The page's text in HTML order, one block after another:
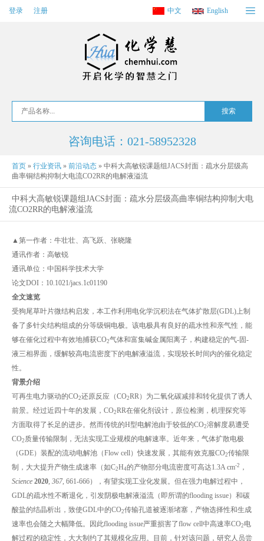
登录 注册 中文 English
咨询电话：021-58952328
首页 » 行业资讯 » 前沿动态 » 中科大高敏锐课题组JACS封面：疏水分层级高
曲率铜结构抑制大电流CO2RR的电解液溢流
中科大高敏锐课题组JACS封面：疏水分层级高曲率铜结构抑制大电
流CO2RR的电解液溢流
▲第一作者：牛壮壮、高飞跃、张晓隆
通讯作者：高敏锐
通讯单位：中国科学技术大学
论文DOI：10.1021/jacs.1c01190
全文速览
受狗尾草叶片微结构启发，本工作利用电化学沉积法在气体扩散层(GDL)上制
备了多针尖结构组成的分等级铜电极。该电极具有良好的疏水性和亲气性，能
够在催化过程中有效地捕获CO2气体和富集碱金属阳离子，构建稳定的气-固-
液三相界面，缓解较高电流密度下的电解液溢流，实现较长时间内的催化稳定
性。
背景介绍
可再生电力驱动的CO2还原反应（CO2RR）为二氧化碳减排和转化提供了诱人
前景。经过近四十年的发展，CO2RR在催化剂设计，原位检测，机理探究等
方面取得了长足的进步。然而传统的H型电解池由于较低的CO2溶解度易遭受
CO2 质量传输限制，无法实现工业规模的电解速率。近年来，气体扩散电极
（GDE）装配的流动电解池（Flow cell）快速发展，其能有效克服CO2传输限
制，大大提升产物生成速率（如C2H4的产物部分电流密度可高达1.3A cm-2 ，
Science 2020, 367, 661-666），有望实现工业化发展。但在强力电解过程中，
GDL的疏水性不断退化，引发阴极电解液溢流（即所谓的flooding issue）和碳
酸盐的结晶析出，致使GDL中的CO2传输孔道被逐渐堵塞，产物选择性和生成
速率也会随之大幅降低。因此flooding issue严重损害了flow cell中高速率CO2 电
解过程的稳定性，大大制约了其规模化应用。目前，针对该问题，研究人员尝